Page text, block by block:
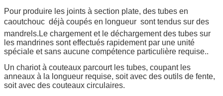
Pour produire les joints à section plate, des tubes en
caoutchouc  déjà coupés en longueur  sont tendus sur des
mandrels.Le chargement et le déchargement des tubes sur
les mandrines sont effectués rapidement par une unité
spéciale et sans aucune compétence particulière requise..
Un chariot à couteaux parcourt les tubes, coupant les
anneaux à la longueur requise, soit avec des outils de fente,
soit avec des couteaux circulaires.